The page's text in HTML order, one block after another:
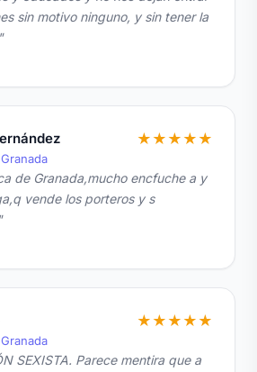
sin motivo ninguno, y sin tener la
★ ★ ★ ★ ★
de Granada,mucho encfuche a y
vende los porteros y s
★ ★ ★ ★ ★
SEXISTA. Parece mentira que a